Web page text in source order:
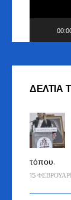
ΔΕΛΤΙΑ
τόπου.
15